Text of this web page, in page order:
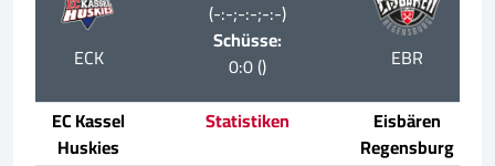
ECK
(-:-;-:-;-:-)
Schüsse:
0:0 ()
EBR
EC Kassel
Huskies
Statistiken
Eisbären
Regensburg